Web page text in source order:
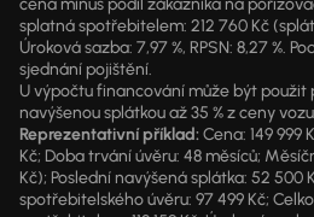
splatná spotřebitelem: 212 760 Kč
Úroková sazba: 7,97 %, RPSN: 8,27 %.
sjednání pojištění.
U výpočtu financování může být použit
navýšenou splátkou až 35 % z ceny
Reprezentativní příklad:Cena: 149 999
Kč; Doba trvání úvěru: 48 měsíců;
Kč); Poslední navýšená splátka: 52 500
spotřebitelského úvěru: 97 499 Kč;